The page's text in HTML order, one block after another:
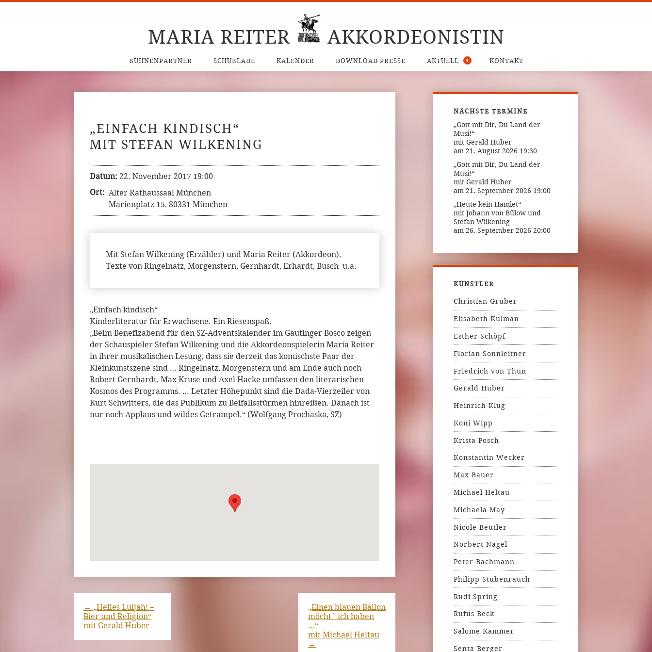
MARIA REITER AKKORDEONISTIN
BÜHNENPARTNER SCHUBLADE KALENDER DOWNLOAD PRESSE AKTUELL 4 KONTAKT
„EINFACH KINDISCH“
MIT STEFAN WILKENING
Datum: 22. November 2017 19:00
Ort: Alter Rathaussaal München
Marienplatz 15, 80331 München
Mit Stefan Wilkening (Erzähler) und Maria Reiter (Akkordeon).
Texte von Ringelnatz, Morgenstern, Gernhardt, Erhardt, Busch u.a.
„Einfach kindisch“
Kinderliteratur für Erwachsene. Ein Riesenspaß.
„Beim Benefizabend für den SZ-Adventskalender im Gautinger Bosco zeigen
der Schauspieler Stefan Wilkening und die Akkordeonspielerin Maria Reiter
in ihrer musikalischen Lesung, dass sie derzeit das komischste Paar der
Kleinkunstszene sind … Ringelnatz, Morgenstern und am Ende auch noch
Robert Gernhardt, Max Kruse und Axel Hacke umfassen den literarischen
Kosmos des Programms. … Letzter Höhepunkt sind die Dada-Vierzeiler von
Kurt Schwitters, die das Publikum zu Beifallsstürmen hinreißen. Danach ist
nur noch Applaus und wildes Getrampel.“ (Wolfgang Prochaska, SZ)
← „Helles Luijah! –
Bier und Religion“
mit Gerald Huber
„Einen blauen Ballon
möcht´ ich haben
…“
mit Michael Heltau
→
NÄCHSTE TERMINE
„Gott mit Dir, Du Land der
Musi!“
mit Gerald Huber
am 21. August 2026 19:30
„Gott mit Dir, Du Land der
Musi!“
mit Gerald Huber
am 21. September 2026 19:00
„Heute kein Hamlet“
mit Johann von Bülow und
Stefan Wilkening
am 26. September 2026 20:00
KÜNSTLER
Christian Gruber
Elisabeth Kulman
Esther Schöpf
Florian Sonnleitner
Friedrich von Thun
Gerald Huber
Heinrich Klug
Koni Wipp
Krista Posch
Konstantin Wecker
Max Bauer
Michael Heltau
Michaela May
Nicole Beutler
Norbert Nagel
Peter Bachmann
Philipp Stubenrauch
Rudi Spring
Rufus Beck
Salome Kammer
Senta Berger